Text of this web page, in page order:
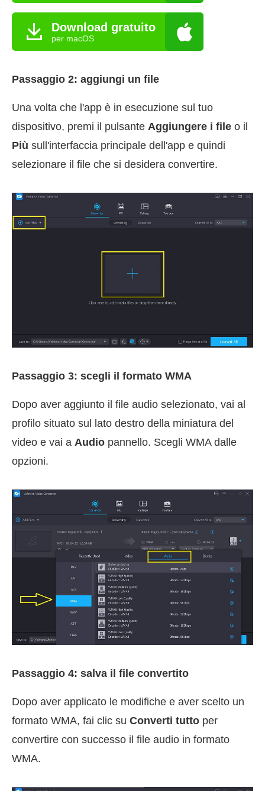
Download gratuito
per macOS
Passaggio 2: aggiungi un file
Una volta che l'app è in esecuzione sul tuo
dispositivo, premi il pulsante Aggiungere i file o il
Più sull'interfaccia principale dell'app e quindi
selezionare il file che si desidera convertire.
Passaggio 3: scegli il formato WMA
Dopo aver aggiunto il file audio selezionato, vai al
profilo situato sul lato destro della miniatura del
video e vai a Audio pannello. Scegli WMA dalle
opzioni.
Passaggio 4: salva il file convertito
Dopo aver applicato le modifiche e aver scelto un
formato WMA, fai clic su Converti tutto per
convertire con successo il file audio in formato
WMA.